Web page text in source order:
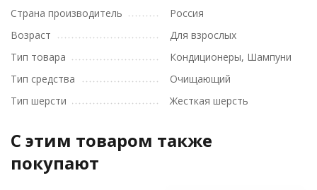
Страна производитель
Россия
Возраст
Для взрослых
Тип товара
Кондиционеры, Шампуни
Тип средства
Очищающий
Тип шерсти
Жесткая шерсть
C этим товаром также
покупают